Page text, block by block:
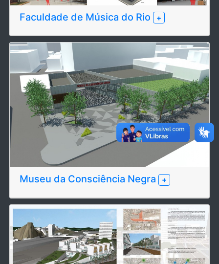
Faculdade de Música do Rio +
Museu da Consciência Negra +